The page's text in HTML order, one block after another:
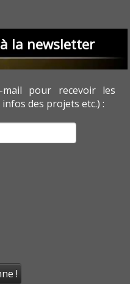
la newsletter
pour recevoir les
des projets etc.) :